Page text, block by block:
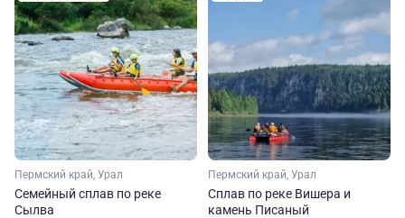
Пермский край, Урал
Семейный сплав по реке
Сылва
Пермский край, Урал
Сплав по реке Вишера и
камень Писаный